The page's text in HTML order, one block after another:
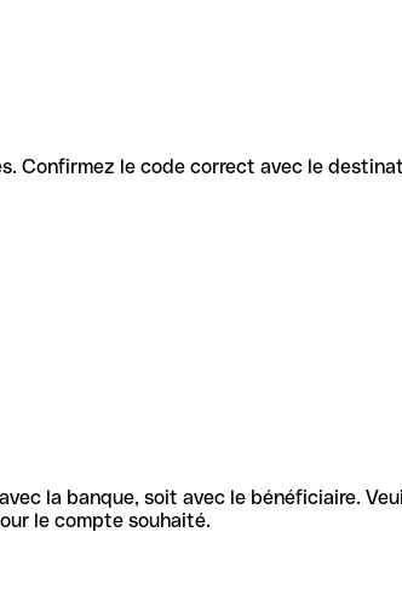
Confirmez le code correct avec le
la banque, soit avec le bénéficiaire.
le compte souhaité.